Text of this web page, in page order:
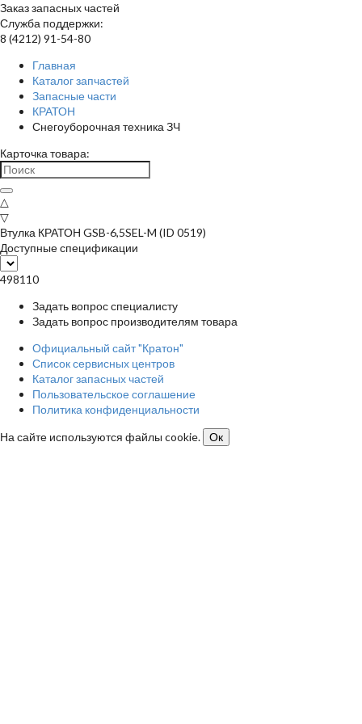
Заказ запасных частей
Служба поддержки:
8 (4212) 91-54-80
Главная
Каталог запчастей
Запасные части
КРАТОН
Снегоуборочная техника ЗЧ
Карточка товара:
△
▽
Втулка КРАТОН GSB-6,5SEL-M (ID 0519)
Доступные спецификации
498110
Задать вопрос специалисту
Задать вопрос производителям товара
Официальный сайт "Кратон"
Список сервисных центров
Каталог запасных частей
Пользовательское соглашение
Политика конфиденциальности
На сайте используются файлы cookie.
Ок